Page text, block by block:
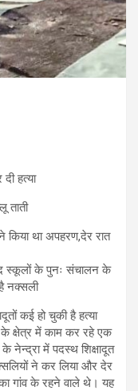
हत्या
ताती
था अपहरण,देर रात
स्कूलों के पुनः संचालन के
नक्सली
कई हो चुकी है हत्या
के क्षेत्र में काम कर रहे एक
के नेन्द्रा में पदस्थ शिक्षादूत
ने कर लिया और देर